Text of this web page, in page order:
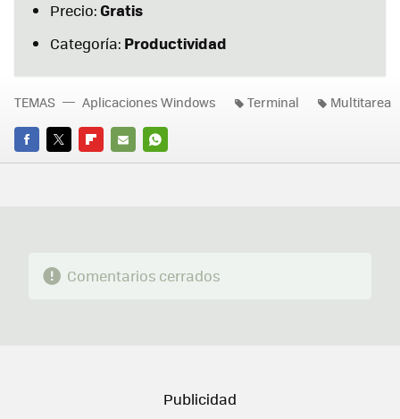
Precio:Gratis
Categoría: Productividad
FACEBOOK
TWITTERFLIPBOARD
E-
WHATSAPP
TEMAS Aplicaciones Windows Terminal Multitarea
Comentarios cerrados